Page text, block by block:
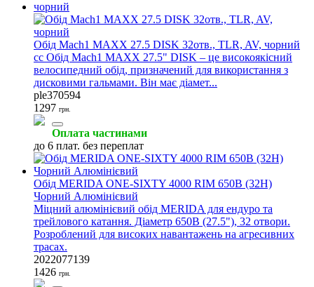
Обід Mach1 MAXX 27.5 DISK 32отв., TLR, AV, чорний
сс Обід Mach1 MAXX 27.5" DISK – це високоякісний
велосипедний обід, призначений для використання з
дисковими гальмами. Він має діамет...
ple370594
1297 грн.
Оплата частинами
до 6 плат. без переплат
Обід MERIDA ONE-SIXTY 4000 RIM 650B (32H)
Чорний Алюмінієвий
Міцний алюмінієвий обід MERIDA для ендуро та
трейлового катання. Діаметр 650B (27.5"), 32 отвори.
Розроблений для високих навантажень на агресивних
трасах.
2022077139
1426 грн.